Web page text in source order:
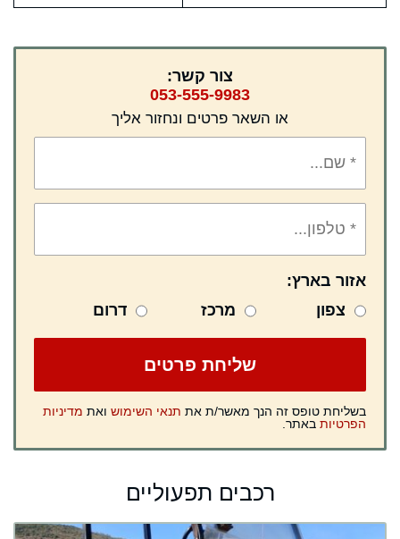
צור קשר:
053-555-9983
או השאר פרטים ונחזור אליך
אזור בארץ:
צפון
מרכז דרום
בשליחת טופס זה הנך מאשר/ת את תנאי השימוש ואת מדיניות
הפרטיות באתר.
רכבים תפעוליים